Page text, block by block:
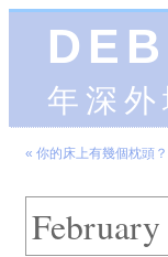
年深
« 你的床上有幾個枕頭？